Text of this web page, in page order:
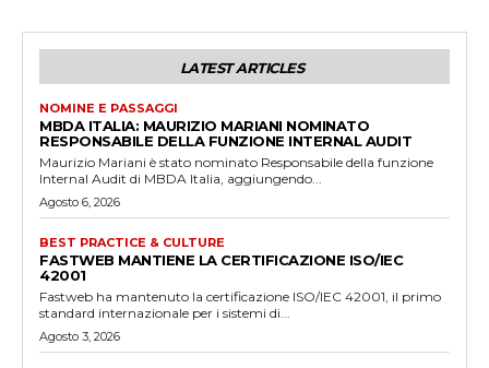
LATEST ARTICLES
NOMINE E PASSAGGI
MBDA ITALIA: MAURIZIO MARIANI NOMINATO
RESPONSABILE DELLA FUNZIONE INTERNAL AUDIT
Maurizio Mariani è stato nominato Responsabile della funzione
Internal Audit di MBDA Italia, aggiungendo...
Agosto 6, 2026
BEST PRACTICE & CULTURE
FASTWEB MANTIENE LA CERTIFICAZIONE ISO/IEC
42001
Fastweb ha mantenuto la certificazione ISO/IEC 42001, il primo
standard internazionale per i sistemi di...
Agosto 3, 2026